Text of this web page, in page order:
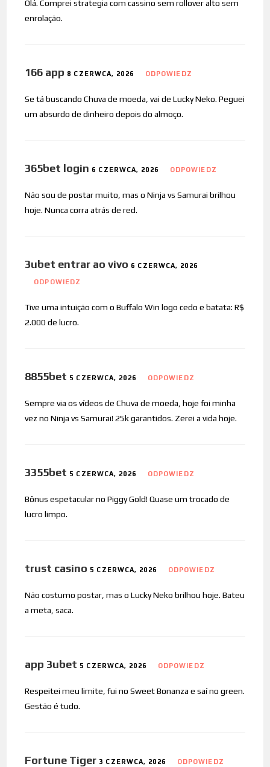
Olá. Comprei strategia com cassino sem rollover alto sem
enrolação.
166 app 8 CZERWCA, 2026 ODPOWIEDZ
Se tá buscando Chuva de moeda, vai de Lucky Neko. Peguei
um absurdo de dinheiro depois do almoço.
365bet login 6 CZERWCA, 2026 ODPOWIEDZ
Não sou de postar muito, mas o Ninja vs Samurai brilhou
hoje. Nunca corra atrás de red.
3ubet entrar ao vivo 6 CZERWCA, 2026
ODPOWIEDZ
Tive uma intuição com o Buffalo Win logo cedo e batata: R$
2.000 de lucro.
8855bet 5 CZERWCA, 2026 ODPOWIEDZ
Sempre via os vídeos de Chuva de moeda, hoje foi minha
vez no Ninja vs Samurai! 25k garantidos. Zerei a vida hoje.
3355bet 5 CZERWCA, 2026 ODPOWIEDZ
Bônus espetacular no Piggy Gold! Quase um trocado de
lucro limpo.
trust casino 5 CZERWCA, 2026 ODPOWIEDZ
Não costumo postar, mas o Lucky Neko brilhou hoje. Bateu
a meta, saca.
app 3ubet 5 CZERWCA, 2026 ODPOWIEDZ
Respeitei meu limite, fui no Sweet Bonanza e saí no green.
Gestão é tudo.
Fortune Tiger 3 CZERWCA, 2026 ODPOWIEDZ